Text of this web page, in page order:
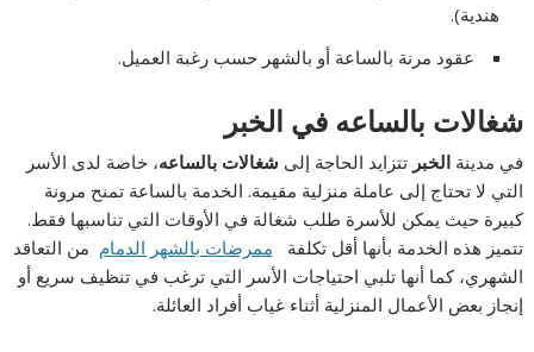
هندية).
عقود مرنة بالساعة أو بالشهر حسب رغبة العميل.
شغالات بالساعه في الخبر
في مدينةالخبر تتزايد الحاجة إلى شغالات بالساعه، خاصة لدى الأسر
التي لا تحتاج إلى عاملة منزلية مقيمة. الخدمة بالساعة تمنح مرونة
كبيرة حيث يمكن للأسرة طلب شغالة في الأوقات التي تناسبها فقط.
تتميز هذه الخدمة بأنها أقل تكلفة ممرضات بالشهر الدمام من التعاقد
الشهري، كما أنها تلبي احتياجات الأسر التي ترغب في تنظيف سريع أو
إنجاز بعض الأعمال المنزلية أثناء غياب أفراد العائلة.